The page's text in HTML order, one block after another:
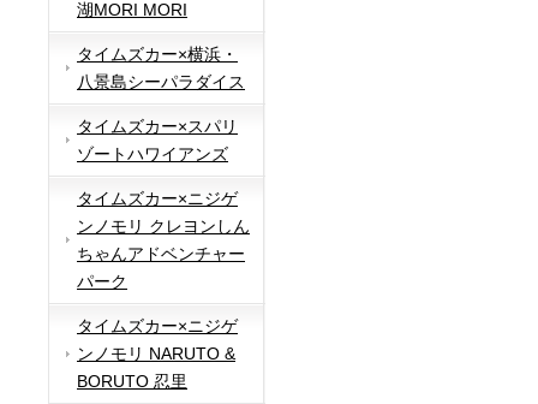
湖MORI MORI
タイムズカー×横浜・
八景島シーパラダイス
タイムズカー×スパリ
ゾートハワイアンズ
タイムズカー×ニジゲ
ンノモリ クレヨンしん
ちゃんアドベンチャー
パーク
タイムズカー×ニジゲ
ンノモリ NARUTO &
BORUTO 忍里